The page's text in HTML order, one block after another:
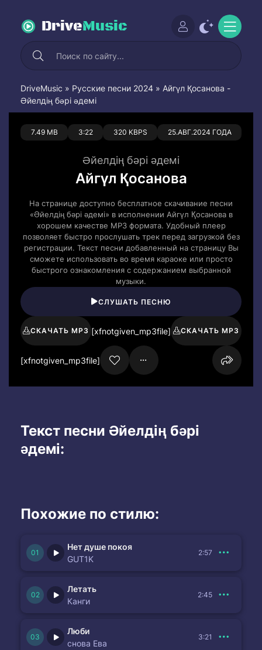
DriveMusic
DriveMusic » Русские песни 2024 » Айгүл Қосанова -
Әйелдің бәрі әдемі
7.49 MB 3:22 320 KBPS 25.АВГ.2024 ГОДА
0 0
Әйелдің бәрі әдемі
Айгүл Қосанова
На странице доступно бесплатное скачивание песни
«Әйелдің бәрі әдемі» в исполнении Айгүл Қосанова в
хорошем качестве MP3 формата. Удобный плеер
позволяет быстро прослушать трек перед загрузкой без
регистрации. Текст песни добавленный на страницу Вы
сможете использовать во время караоке или просто
быстрого ознакомления с содержанием выбранной
музыки.
СЛУШАТЬ ПЕСНЮ
СКАЧАТЬ MP3 [xfnotgiven_mp3file] СКАЧАТЬ MP3
[xfnotgiven_mp3file]
Текст песни Әйелдің бәрі
әдемі:
Похожие по стилю:
Нет душе покоя
GUT1K
2:57
Летать
Канги
2:45
Люби
снова Ева
3:21